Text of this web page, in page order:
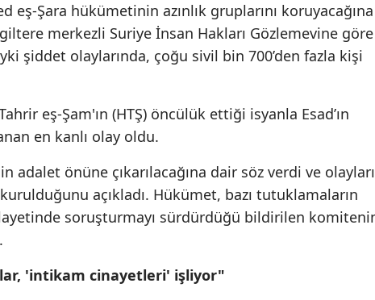
eş-Şara hükümetinin azınlık gruplarını koruyacağına
merkezli Suriye İnsan Hakları Gözlemevine göre
şiddet olaylarında, çoğu sivil bin 700’den fazla kişi
eş-Şam'ın (HTŞ) öncülük ettiği isyanla Esad’ın
en kanlı olay oldu.
adalet önüne çıkarılacağına dair söz verdi ve olayları
açıkladı. Hükümet, bazı tutuklamaların
soruşturmayı sürdürdüğü bildirilen
'intikam cinayetleri' işliyor"